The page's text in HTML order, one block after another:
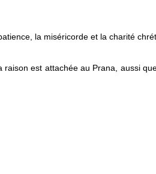
la miséricorde et la charité
est attachée au Prana, aussi